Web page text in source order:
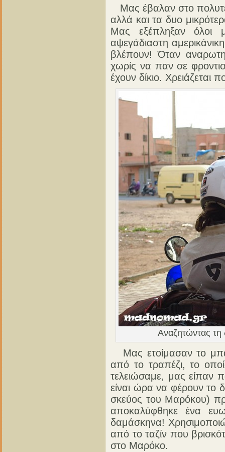
Μας έβαλαν στο
αλλά και τα δυο
Μας εξέπληξαν όλοι
αψεγάδιαστη
βλέπουν! Όταν
χωρίς να παν σε
έχουν δίκιο.
Αναζητώντας
Μας ετοίμασαν το
από το τραπέζι, το
τελειώσαμε, μας είπαν
είναι ώρα να φέρουν το
σκεύος του Μαρόκου)
αποκαλύφθηκε ένα
δαμάσκηνα!
από το ταζίν που
στο Μαρόκο.